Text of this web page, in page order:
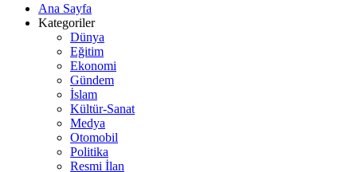
Ana Sayfa
Kategoriler
Dünya
Eğitim
Ekonomi
Gündem
İslam
Kültür-Sanat
Medya
Otomobil
Politika
Resmi İlan